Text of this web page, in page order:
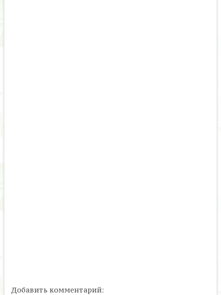
Добавить комментарий: